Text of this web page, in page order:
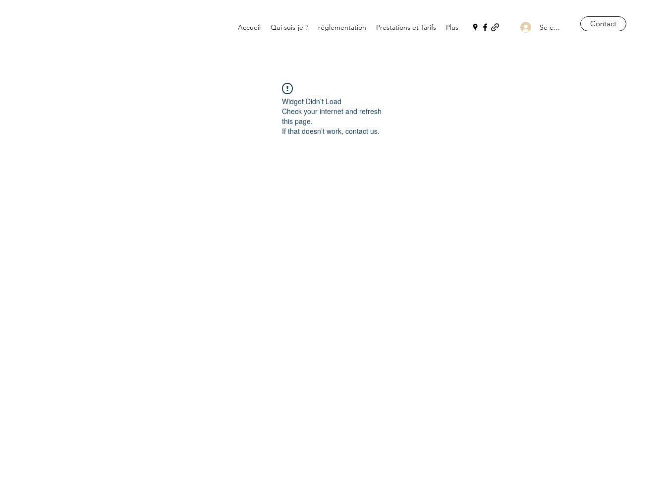
Accueil Qui suis-je ? réglementation Prestations et Tarifs Plus Se connecter Contact
Widget Didn’t Load
Check your internet and refresh
this page.
If that doesn’t work, contact us.